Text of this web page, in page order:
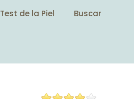
Test de la Piel
Buscar